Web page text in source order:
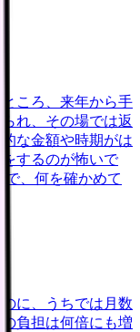
ころ、来年から手
れ、その場では返
な金額や時期がは
するのが怖いで
、何を確かめて
に、うちでは月数
負担は何倍にも増